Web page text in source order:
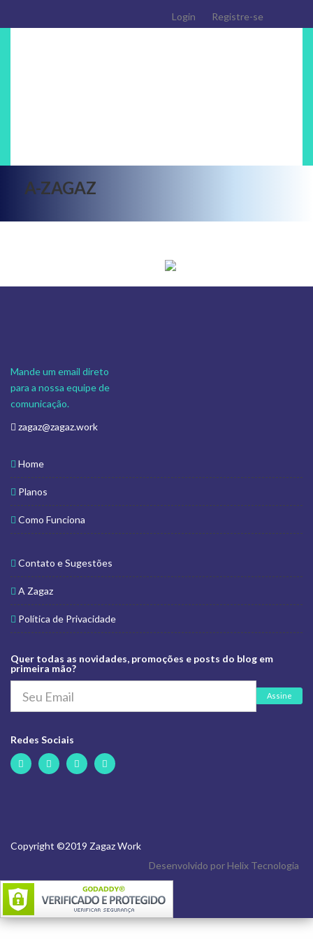
Login Registre-se
A-ZAGAZ
Mande um email direto
para a nossa equipe de
comunicação.
zagaz@zagaz.work
Home
Planos
Como Funciona
Contato e Sugestões
A Zagaz
Política de Privacidade
Quer todas as novidades, promoções e posts do blog em
primeira mão?
Assine
Redes Sociais
Copyright ©2019 Zagaz Work
Desenvolvido por Helix Tecnologia